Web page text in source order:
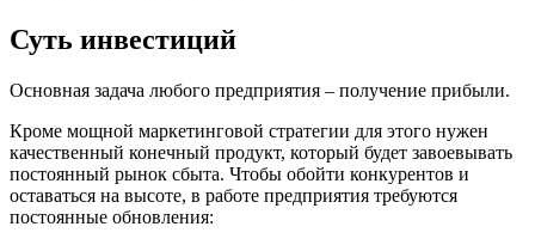
Суть инвестиций
Основная задача любого предприятия – получение прибыли.
Кроме мощной маркетинговой стратегии для этого нужен
качественный конечный продукт, который будет завоевывать
постоянный рынок сбыта. Чтобы обойти конкурентов и
оставаться на высоте, в работе предприятия требуются
постоянные обновления: